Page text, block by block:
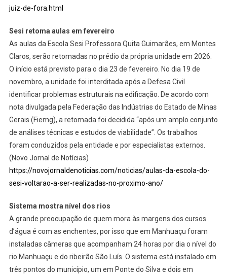
juiz-de-fora.html
Sesi retoma aulas em fevereiro
As aulas da Escola Sesi Professora Quita Guimarães, em Montes
Claros, serão retomadas no prédio da própria unidade em 2026.
O início está previsto para o dia 23 de fevereiro. No dia 19 de
novembro, a unidade foi interditada após a Defesa Civil
identificar problemas estruturais na edificação. De acordo com
nota divulgada pela Federação das Indústrias do Estado de Minas
Gerais (Fiemg), a retomada foi decidida “após um amplo conjunto
de análises técnicas e estudos de viabilidade”. Os trabalhos
foram conduzidos pela entidade e por especialistas externos.
(Novo Jornal de Notícias)
https://novojornaldenoticias.com/noticias/aulas-da-escola-do-
sesi-voltarao-a-ser-realizadas-no-proximo-ano/
Sistema mostra nível dos rios
A grande preocupação de quem mora às margens dos cursos
d’água é com as enchentes, por isso que em Manhuaçu foram
instaladas câmeras que acompanham 24 horas por dia o nível do
rio Manhuaçu e do ribeirão São Luís. O sistema está instalado em
três pontos do município, um em Ponte do Silva e dois em